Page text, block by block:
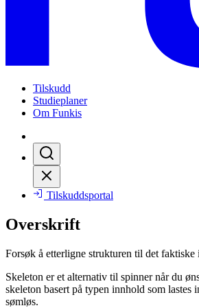
Tilskudd
Studieplaner
Om Funkis
Tilskuddsportal
Overskrift
Forsøk å etterligne strukturen til det
Skeleton er et alternativ til spinner når du
skeleton basert på typen innhold som
sømløs.